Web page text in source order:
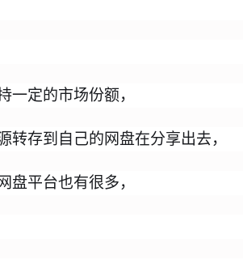
一定的市场份额，
存到自己的网盘在分享出去，
盘平台也有很多，